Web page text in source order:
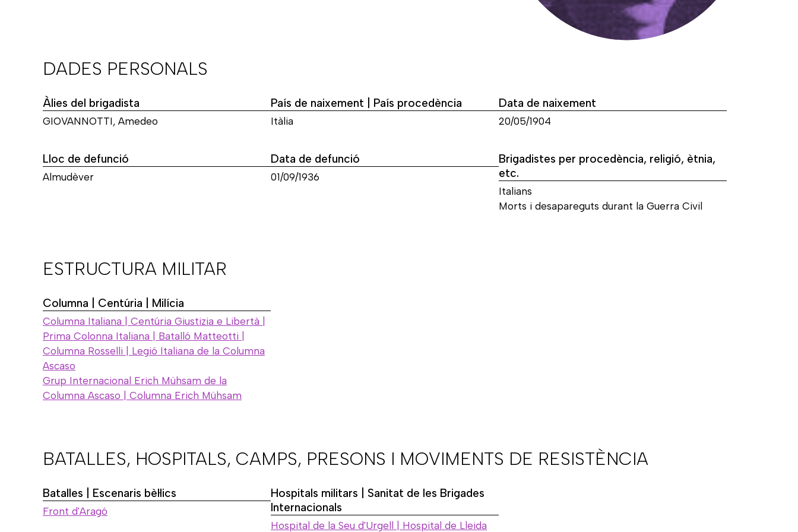
DADES PERSONALS
Àlies del brigadista
GIOVANNOTTI, Amedeo
País de naixement | País procedència
Itàlia
Data de naixement
20/05/1904
Lloc de defunció
Almudèver
Data de defunció
01/09/1936
Brigadistes per procedència, religió, ètnia,
etc.
Italians
Morts i desapareguts durant la Guerra Civil
ESTRUCTURA MILITAR
Columna | Centúria | Milícia
Columna Italiana | Centúria Giustizia e Libertà |
Prima Colonna Italiana | Batalló Matteotti |
Columna Rosselli | Legió Italiana de la Columna
Ascaso
Grup Internacional Erich Mühsam de la
Columna Ascaso | Columna Erich Mühsam
BATALLES, HOSPITALS, CAMPS, PRESONS I MOVIMENTS DE RESISTÈNCIA
Batalles | Escenaris bèl·lics
Front d'Aragó
Hospitals militars | Sanitat de les Brigades
Internacionals
Hospital de la Seu d'Urgell | Hospital de Lleida